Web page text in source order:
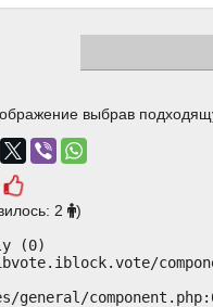
выбрав
2
)
(0)